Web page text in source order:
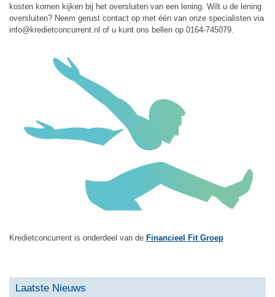
kosten komen kijken bij het oversluiten van een lening. Wilt u de lening
oversluiten? Neem gerust contact op met één van onze specialisten via
info@kredietconcurrent.nl of u kunt ons bellen op 0164-745079.
Kredietconcurrent is onderdeel van de Financieel Fit Groep
Laatste Nieuws